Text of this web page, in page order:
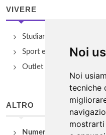
Noi
Noi
tecniche
VIVERE
Studiare
Sport e Benessere
Outlet e spacci aziendali
ALTRO
Numeri Utili